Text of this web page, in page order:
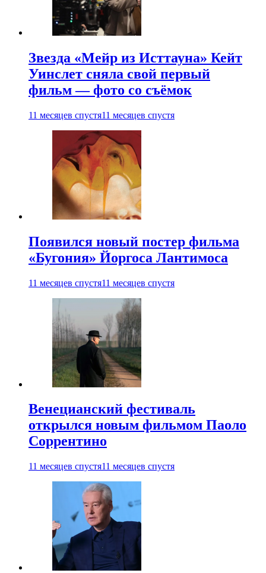
Звезда «Мейр из Исттауна» Кейт
Уинслет сняла свой первый
фильм — фото со съёмок
11 месяцев спустя11 месяцев спустя
Появился новый постер фильма
«Бугония» Йоргоса Лантимоса
11 месяцев спустя11 месяцев спустя
Венецианский фестиваль
открылся новым фильмом Паоло
Соррентино
11 месяцев спустя11 месяцев спустя